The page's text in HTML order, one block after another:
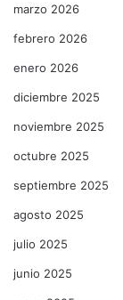
marzo 2026
febrero 2026
enero 2026
diciembre 2025
noviembre 2025
octubre 2025
septiembre 2025
agosto 2025
julio 2025
junio 2025